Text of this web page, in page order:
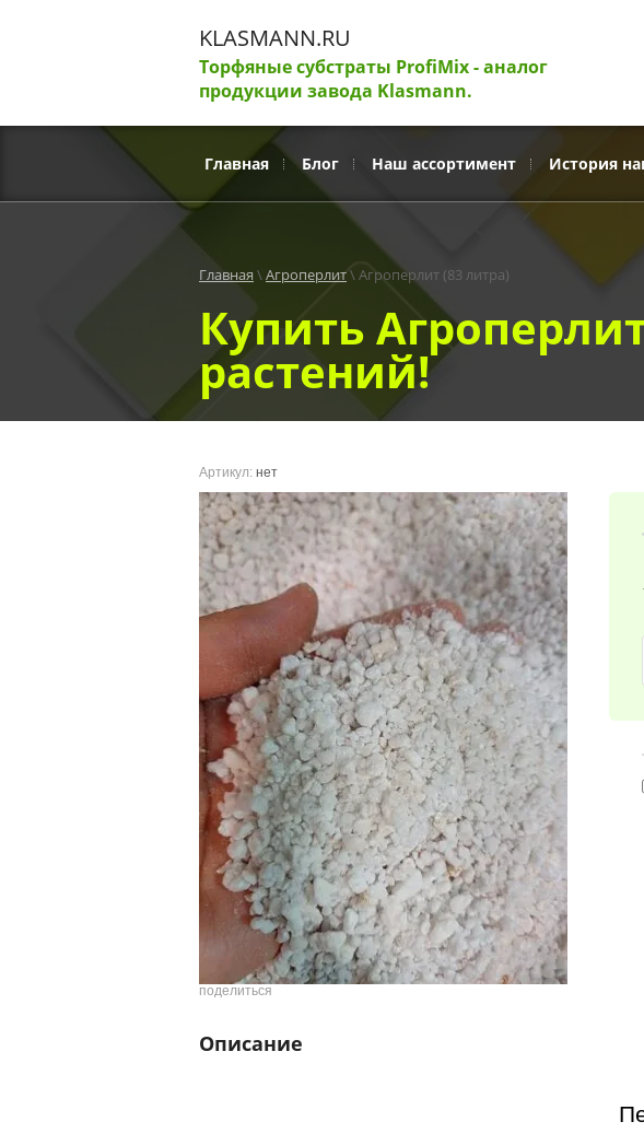
Каталог товаров
Субстраты Profi Mix
Субстрат Klasmann
Salica от AVAGRO
Корнеобразователи Salica
Аминокислоты для
растений Salica
Органические удобрения
Комплексные удобрения
Биостимуляторы Salica
Микроэлементы для
Средства защиты
KLASMANN.RU
Торфяные субстраты ProfiMix - аналог
продукции завода Klasmann.
Главная Блог Наш ассортимент История
Главная \ Агроперлит \ Агроперлит (83 литра)
Купить
растений!
Артикул: нет
поделиться
Описание